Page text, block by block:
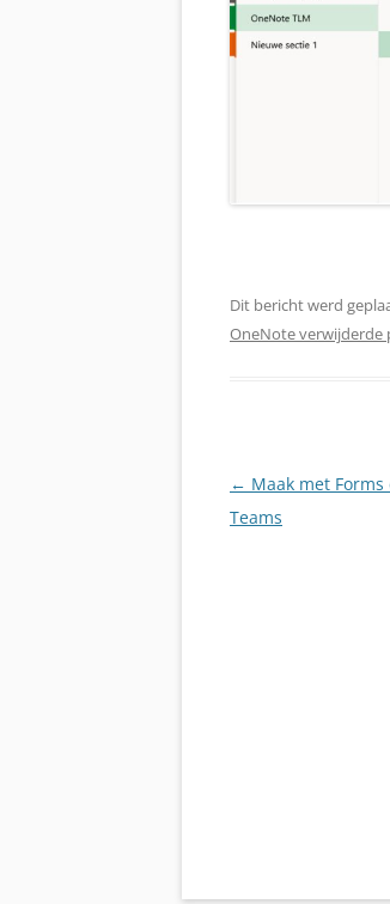
Dit bericht werd
OneNote verwijderde
Berichtnavigatie
← Maak met
Teams